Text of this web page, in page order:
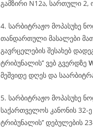
გამზირი N12ა, სართული 2,
4. სარბიტრაჟო მოპასუხე
თანდართული მასალები
გავრცელების შესახებ
ტრიბუნალის’’ ვებ გვერდზე
მეშვიდე დღეს და
5. სარბიტრაჟო მოპასუხე
საქართველოს კანონის 32-
ტრიბუნალის’’ დებულების